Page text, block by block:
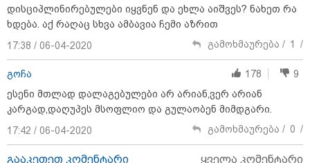
11:36 / 08-08-2026
წელიწადნახევარში საქართველოში 164
ადამიანი დაიკარგა - 57 პირს ამ დრომდე
ეძებენ
დისციპლინირებულები იყვნენ და ეხლა აიშვეს? ნახეთ რა
ხდება. აქ რაღაც სხვა ამბავია ჩემი აზრით
17:38 / 06-04-2020
გამოხმაურება / 1 /
გოჩა 178
9
ესენი მთლად დალაგებულები არ არიან,ვერ არიან
კარგად,დაღუპეს მსოფლიო და გულაობენ მიმდგარი.
17:42 / 06-04-2020
გამოხმაურება / 0 /
გააკეთეთ კომენტარი ყველა კომენტარი